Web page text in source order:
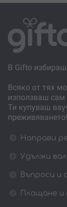
В Gifto
Всяко от тях
използваш сам
Ти купуваш
преживяването!
Направи
Удължи
Въпроси и
Плащане и